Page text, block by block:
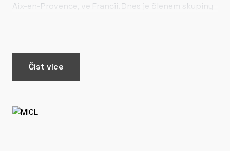
Aix-en-Provence, ve Francii. Dnes je členem skupiny
Číst více